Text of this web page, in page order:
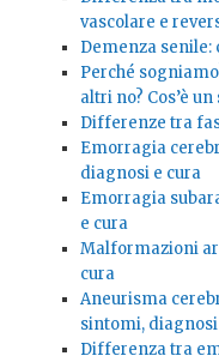
vascolare e
Demenza senile:
Perché
altri no? Cos’è
Differenze tra
Emorragia
diagnosi e cura
Emorragia
e cura
Malformazioni
cura
Aneurisma
sintomi, diagnosi
Differenza tra